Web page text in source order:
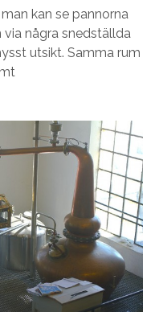
kan se pannorna
via några snedställda
utsikt. Samma rum